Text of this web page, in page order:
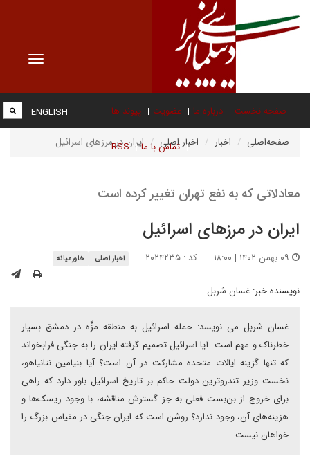
Toggle
صفحه نخست درباره ما عضویت پیوند ها
تماس با ما RSS
ENGLISH
صفحه‌اصلی اخبار اخبار اصلی ایران در مرزهای اسرائیل
معادلاتی که به نفع تهران تغییر کرده است
ایران در مرزهای اسرائیل
کد : ۲۰۲۴۲۳۵ اخبار اصلی خاورمیانه
نویسنده خبر: غسان شربل
غسان شربل می نویسد: حمله اسرائیل به منطقه مزِّه در دمشق بسیار
خطرناک و مهم است. آیا اسرائیل تصمیم گرفته ایران را به جنگی فرابخواند
که تنها گزینه ایالات متحده مشارکت در آن است؟ آیا بنیامین نتانیاهو،
نخست وزیر تندروترین دولت حاکم بر تاریخ اسرائیل باور دارد که راهی
برای خروج از بن‌بست فعلی به جز گسترش مناقشه، با وجود ریسک‌ها و
هزینه‌های آن، وجود ندارد؟ روشن است که ایران جنگی در مقیاس بزرگ را
خواهان نیست.